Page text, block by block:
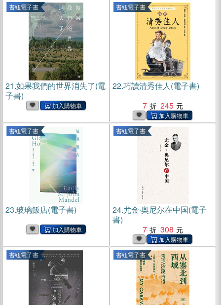
書紐電子書
21.如果我們的世界消失了(電
子書)
書紐電子書
22.巧讀清秀佳人(電子書)
7
245
書紐電子書
23.玻璃飯店(電子書)
書紐電子書
24.尤金·奥尼尔在中国(電子
書)
7
308
書紐電子書 書紐電子書